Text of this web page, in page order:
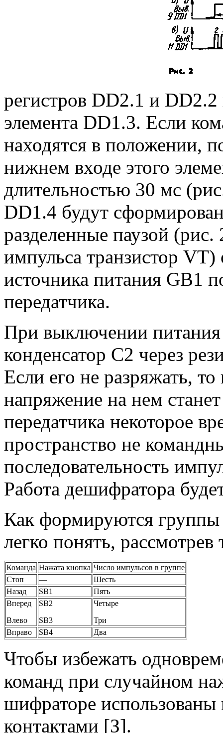
регистров DD2.1 и
элемента DD1.3. Если
находятся в положении,
нижнем входе этого
длительностью 30 мс
DD1.4 будут
разделенные паузой
импульса транзистор
источника питания GB1
передатчика.
При выключении
конденсатор С2 через
Если его не разряжать,
напряжение на нем
передатчика некоторое
пространство не
последовательность
Работа дешифратора
Как формируются
легко понять, рассмотрев
Команда Нажата кнопка Число импульсов в группе
Стоп
—
Шесть
Назад
SB1
Пять
Вперед
Влево
SB2
SB3
Четыре
Три
Вправо
SB4 Два
Чтобы избежать
команд при случайном
шифраторе
контактами [З].